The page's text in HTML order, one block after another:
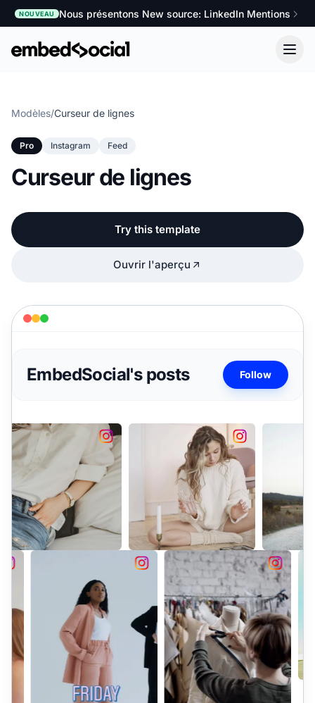
NOUVEAU Nous présentons New source: LinkedIn Mentions
Modèles/Curseur de lignes
Pro Instagram Feed
Curseur de lignes
Try this template
Ouvrir l'aperçu